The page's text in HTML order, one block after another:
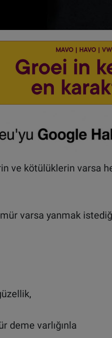
ve kötülüklerin varsa
varsa yanmak
deme varlığınla